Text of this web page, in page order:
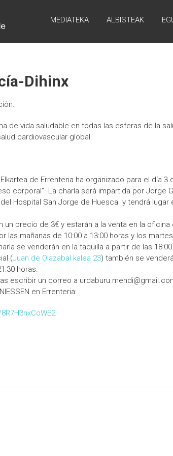
MEDIATEKA ALBISTEAK
Dihinx
de vida saludable en todas las esferas de la
cardiovascular global.
de Errenteria ha organizado para el día 3
corporal”. La charla será impartida por Jorge
Hospital San Jorge de Huesca y tendrá lugar
un precio de 3€ y estarán a la venta en la oficina
las mañanas de 10:00 a 13:00 horas y los
se venderán en la taquilla a partir de las
(Juan de Olazabal kalea 23) también se
horas.
escribir un correo a
en Errenteria: